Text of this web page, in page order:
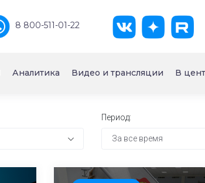
8 800-511-01-22
Аналитика Видео и трансляции В
Период:
За все время